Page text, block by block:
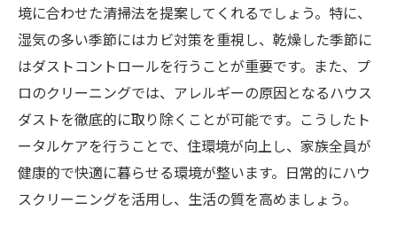
境に合わせた清掃法を提案してくれるでしょう。特に、
湿気の多い季節にはカビ対策を重視し、乾燥した季節に
はダストコントロールを行うことが重要です。また、プ
ロのクリーニングでは、アレルギーの原因となるハウス
ダストを徹底的に取り除くことが可能です。こうしたト
ータルケアを行うことで、住環境が向上し、家族全員が
健康的で快適に暮らせる環境が整います。日常的にハウ
スクリーニングを活用し、生活の質を高めましょう。